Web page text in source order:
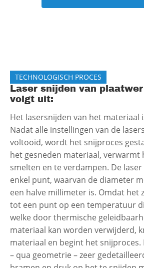
TECHNOLOGISCH PROCES
Laser snijden van
volgt uit:
Het lasersnijden van het materiaal
Nadat alle instellingen van de
voltooid, wordt het snijproces
het gesneden materiaal, verwarmt
smelten en te verdampen. De
enkel punt, waarvan de diameter
een halve millimeter is. Omdat het
tot een punt op een temperatuur
welke door thermische
materiaal kan worden verwijderd,
materiaal en begint het snijproces.
– qua geometrie – zeer